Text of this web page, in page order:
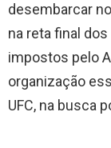
desembarcar
na reta final
impostos pelo
organização
UFC, na busca